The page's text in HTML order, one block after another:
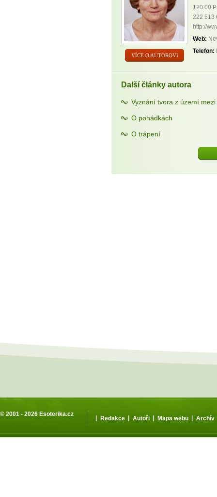
VÍCE O AUTOROVI
120 00
222 513
http://
Web:
Telefon:
Další články autora
Vyznání tvora z území mezi
O pohádkách
O trápení
© 2001 - 2026 Esoterika.cz
| Redakce | Autoři | Mapa webu | Archív